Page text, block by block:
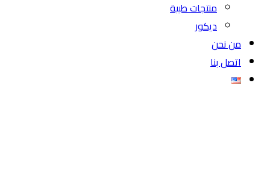
منتجات طبية
ديكور
من نحن
اتصل بنا